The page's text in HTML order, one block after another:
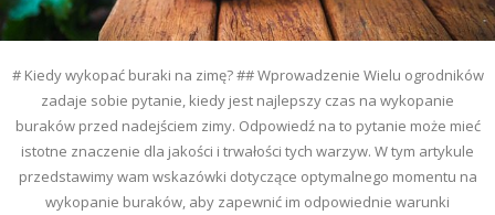
# Kiedy wykopać buraki na zimę? ## Wprowadzenie Wielu ogrodników
zadaje sobie pytanie, kiedy jest najlepszy czas na wykopanie
buraków przed nadejściem zimy. Odpowiedź na to pytanie może mieć
istotne znaczenie dla jakości i trwałości tych warzyw. W tym artykule
przedstawimy wam wskazówki dotyczące optymalnego momentu na
wykopanie buraków, aby zapewnić im odpowiednie warunki